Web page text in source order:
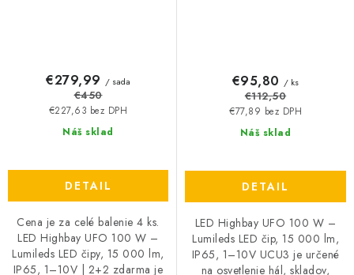
Náš sklad
€227,63 bez DPH
€279,99 / sada
€450
DETAIL
Cena je za celé balenie 4 ks.
LED Highbay UFO 100 W –
Lumileds LED čipy, 15 000 lm,
IP65, 1–10V | 2+2 zdarma je
Náš sklad
€77,89 bez DPH
€95,80 / ks
€112,50
DETAIL
LED Highbay UFO 100 W –
Lumileds LED čip, 15 000 lm,
IP65, 1–10V UCU3 je určené
na osvetlenie hál, skladov,